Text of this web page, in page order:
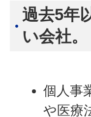
過去5年
い会社。
個人事
や医療